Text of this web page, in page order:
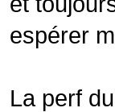
espérer
La perf